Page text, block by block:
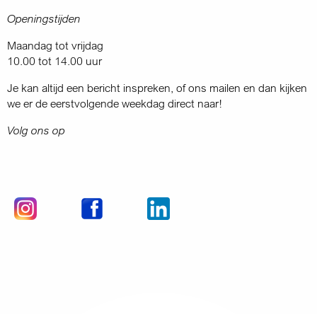
Openingstijden
Maandag tot vrijdag
10.00 tot 14.00 uur
Je kan altijd een bericht inspreken, of ons mailen en dan kijken
we er de eerstvolgende weekdag direct naar!
Volg ons op